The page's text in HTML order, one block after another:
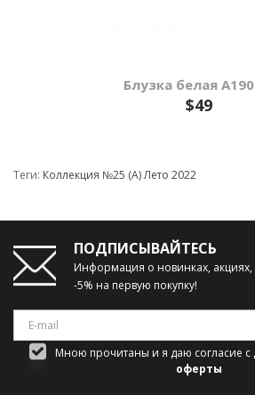
Блузка белая
$49
Теги: Коллекция №25 (А) Лето 2022
ПОДПИСЫВАЙТЕСЬ
Информация о новинках,
-5% на первую покупку!
Мною прочитаны и я даю согласие с
оферты